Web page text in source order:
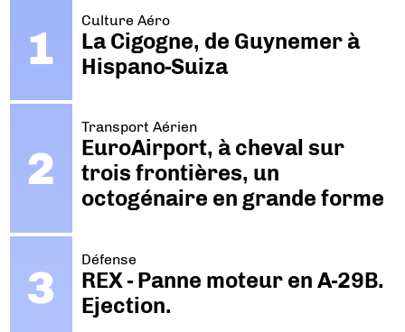
Culture Aéro
La Cigogne, de Guynemer à
Hispano-Suiza
Transport Aérien
EuroAirport, à cheval sur
trois frontières, un
octogénaire en grande forme
Défense
REX - Panne moteur en A-29B.
Ejection.